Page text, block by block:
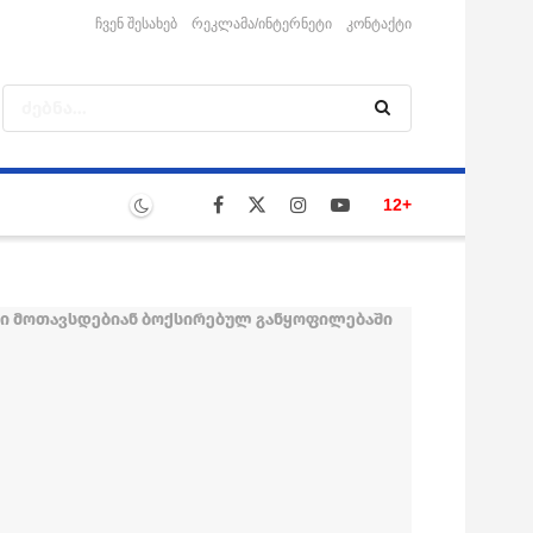
ჩვენ შესახებ რეკლამა/ინტერნეტი კონტაქტი
12+